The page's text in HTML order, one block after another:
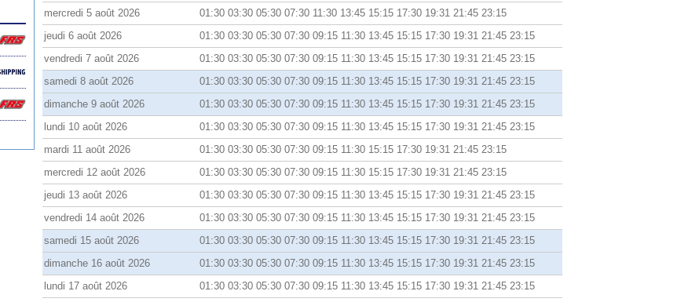
mercredi 5 août 2026
01:30 03:30 05:30 07:30 11:30 13:45 15:15 17:30 19:31 21:45 23:15
jeudi 6 août 2026
01:30 03:30 05:30 07:30 09:15 11:30 13:45 15:15 17:30 19:31 21:45 23:15
vendredi 7 août 2026
01:30 03:30 05:30 07:30 09:15 11:30 13:45 15:15 17:30 19:31 21:45 23:15
samedi 8 août 2026
01:30 03:30 05:30 07:30 09:15 11:30 13:45 15:15 17:30 19:31 21:45 23:15
dimanche 9 août 2026
01:30 03:30 05:30 07:30 09:15 11:30 13:45 15:15 17:30 19:31 21:45 23:15
lundi 10 août 2026
01:30 03:30 05:30 07:30 09:15 11:30 13:45 15:15 17:30 19:31 21:45 23:15
mardi 11 août 2026
01:30 03:30 05:30 07:30 09:15 11:30 15:15 17:30 19:31 21:45 23:15
mercredi 12 août 2026
01:30 03:30 05:30 07:30 09:15 11:30 15:15 17:30 19:31 21:45 23:15
jeudi 13 août 2026
01:30 03:30 05:30 07:30 09:15 11:30 13:45 15:15 17:30 19:31 21:45 23:15
vendredi 14 août 2026
01:30 03:30 05:30 07:30 09:15 11:30 13:45 15:15 17:30 19:31 21:45 23:15
samedi 15 août 2026
01:30 03:30 05:30 07:30 09:15 11:30 13:45 15:15 17:30 19:31 21:45 23:15
dimanche 16 août 2026
01:30 03:30 05:30 07:30 09:15 11:30 13:45 15:15 17:30 19:31 21:45 23:15
lundi 17 août 2026
01:30 03:30 05:30 07:30 09:15 11:30 13:45 15:15 17:30 19:31 21:45 23:15